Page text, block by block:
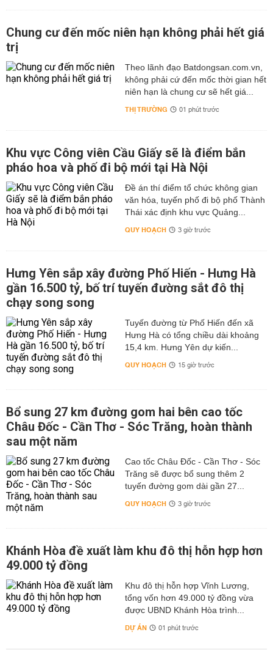
Chung cư đến mốc niên hạn không phải hết giá
trị
Theo lãnh đạo Batdongsan.com.vn,
không phải cứ đến mốc thời gian hết
niên hạn là chung cư sẽ hết giá...
THỊ TRƯỜNG 01 phút trước
Khu vực Công viên Cầu Giấy sẽ là điểm bắn
pháo hoa và phố đi bộ mới tại Hà Nội
Đề án thí điểm tổ chức không gian
văn hóa, tuyến phố đi bộ phố Thành
Thái xác định khu vực Quảng...
QUY HOẠCH 3 giờ trước
Hưng Yên sắp xây đường Phố Hiến - Hưng Hà
gần 16.500 tỷ, bố trí tuyến đường sắt đô thị
chạy song song
Tuyến đường từ Phố Hiến đến xã
Hưng Hà có tổng chiều dài khoảng
15,4 km. Hưng Yên dự kiến...
QUY HOẠCH 15 giờ trước
Bổ sung 27 km đường gom hai bên cao tốc
Châu Đốc - Cần Thơ - Sóc Trăng, hoàn thành
sau một năm
Cao tốc Châu Đốc - Cần Thơ - Sóc
Trăng sẽ được bổ sung thêm 2
tuyến đường gom dài gần 27...
QUY HOẠCH 3 giờ trước
Khánh Hòa đề xuất làm khu đô thị hỗn hợp hơn
49.000 tỷ đồng
Khu đô thị hỗn hợp Vĩnh Lương,
tổng vốn hơn 49.000 tỷ đồng vừa
được UBND Khánh Hòa trình...
DỰ ÁN 01 phút trước